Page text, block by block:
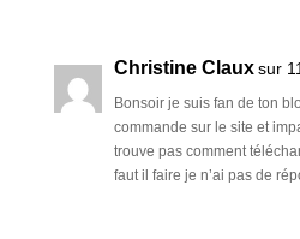
Christine Claux sur
Bonsoir je suis fan de ton
commande sur le site et
trouve pas comment
faut il faire je n’ai pas de